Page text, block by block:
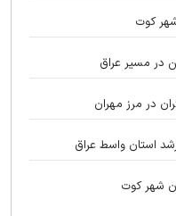
کوت
در مسیر عراق
در مرز مهران
استان واسط عراق
شهر کوت